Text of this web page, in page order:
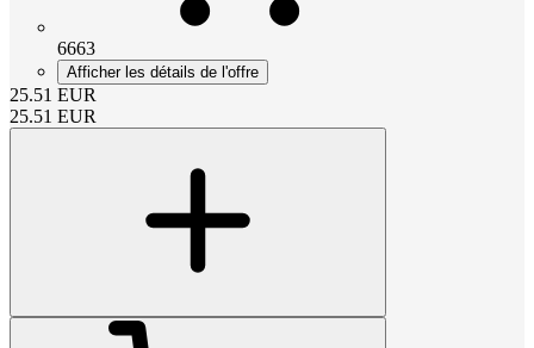
6663
Afficher les détails de l'offre
25.51 EUR
25.51 EUR